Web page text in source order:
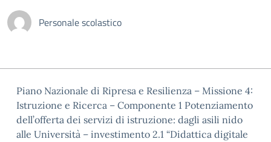
Personale scolastico
Piano Nazionale di Ripresa e Resilienza – Missione 4:
Istruzione e Ricerca – Componente 1 Potenziamento
dell’offerta dei servizi di istruzione: dagli asili nido
alle Università – investimento 2.1 “Didattica digitale